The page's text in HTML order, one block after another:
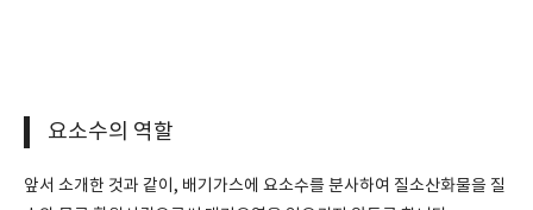
요소수의 역할
앞서 소개한 것과 같이, 배기가스에 요소수를 분사하여 질소산화물을 질